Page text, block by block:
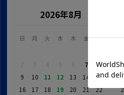
2026年8月
日 月 火 水 木 金 土
2
3 4 5 6 7
8
9
10 11 12 13 14
15
16
17 18 19 20 21
22